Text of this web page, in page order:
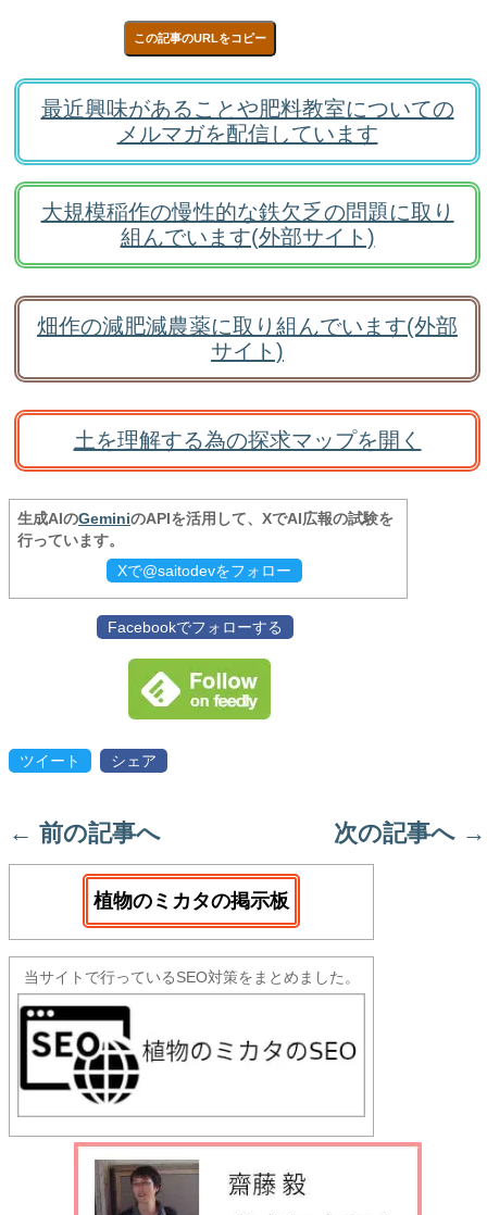
この記事のURLをコピー
最近興味があることや肥料教室についての
メルマガを配信しています
大規模稲作の慢性的な鉄欠乏の問題に取り
組んでいます(外部サイト)
畑作の減肥減農薬に取り組んでいます(外部
サイト)
土を理解する為の探求マップを開く
生成AIのGeminiのAPIを活用して、XでAI広報の試験を
行っています。
Xで@saitodevをフォロー
Facebookでフォローする
ツイート シェア
← 前の記事へ 次の記事へ →
植物のミカタの掲示板
当サイトで行っているSEO対策をまとめました。